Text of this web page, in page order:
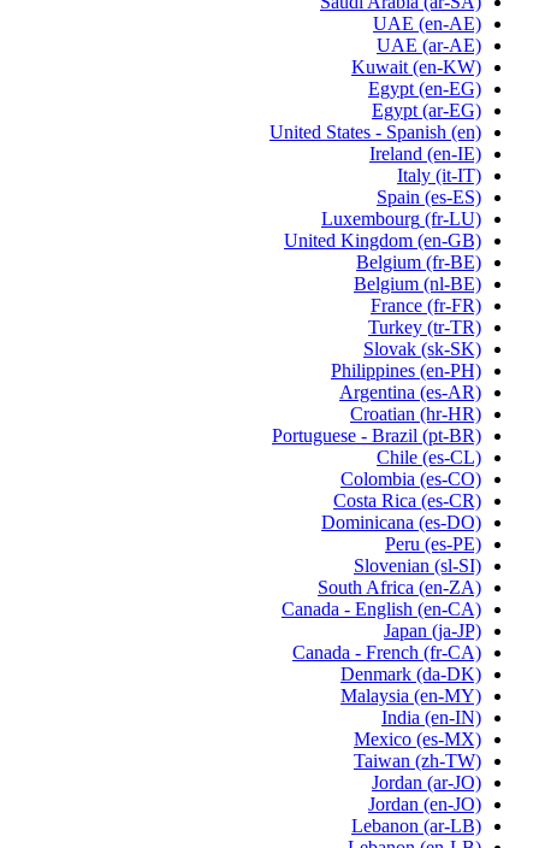
UAE (en-AE)
UAE (ar-AE)
Kuwait (en-KW)
Egypt (en-EG)
Egypt (ar-EG)
United States - Spanish (en)
Ireland (en-IE)
Italy (it-IT)
Spain (es-ES)
Luxembourg (fr-LU)
United Kingdom (en-GB)
Belgium (fr-BE)
Belgium (nl-BE)
France (fr-FR)
Turkey (tr-TR)
Slovak (sk-SK)
Philippines (en-PH)
Argentina (es-AR)
Croatian (hr-HR)
Portuguese - Brazil (pt-BR)
Chile (es-CL)
Colombia (es-CO)
Costa Rica (es-CR)
Dominicana (es-DO)
Peru (es-PE)
Slovenian (sl-SI)
South Africa (en-ZA)
Canada - English (en-CA)
Japan (ja-JP)
Canada - French (fr-CA)
Denmark (da-DK)
Malaysia (en-MY)
India (en-IN)
Mexico (es-MX)
Taiwan (zh-TW)
Jordan (ar-JO)
Jordan (en-JO)
Lebanon (ar-LB)